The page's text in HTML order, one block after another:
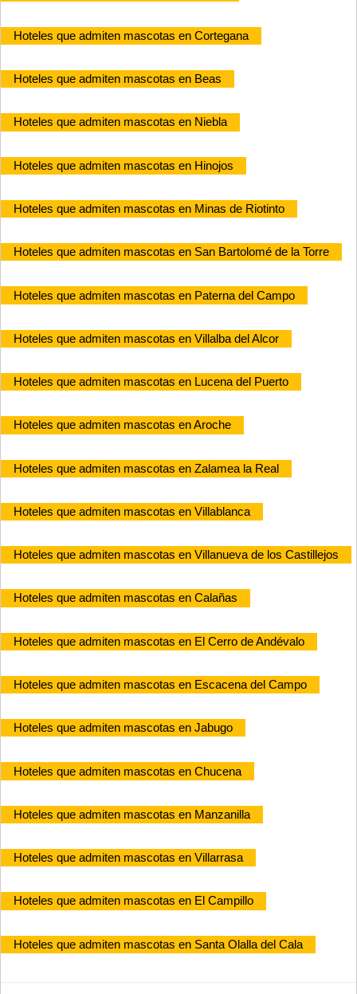
Hoteles que admiten mascotas en Cortegana
Hoteles que admiten mascotas en Beas
Hoteles que admiten mascotas en Niebla
Hoteles que admiten mascotas en Hinojos
Hoteles que admiten mascotas en Minas de Riotinto
Hoteles que admiten mascotas en San Bartolomé de la Torre
Hoteles que admiten mascotas en Paterna del Campo
Hoteles que admiten mascotas en Villalba del Alcor
Hoteles que admiten mascotas en Lucena del Puerto
Hoteles que admiten mascotas en Aroche
Hoteles que admiten mascotas en Zalamea la Real
Hoteles que admiten mascotas en Villablanca
Hoteles que admiten mascotas en Villanueva de los Castillejos
Hoteles que admiten mascotas en Calañas
Hoteles que admiten mascotas en El Cerro de Andévalo
Hoteles que admiten mascotas en Escacena del Campo
Hoteles que admiten mascotas en Jabugo
Hoteles que admiten mascotas en Chucena
Hoteles que admiten mascotas en Manzanilla
Hoteles que admiten mascotas en Villarrasa
Hoteles que admiten mascotas en El Campillo
Hoteles que admiten mascotas en Santa Olalla del Cala